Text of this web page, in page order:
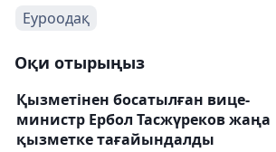
Еуроодақ
Оқи отырыңыз
Қызметінен босатылған вице-
министр Ербол Тасжүреков жаңа
қызметке тағайындалды